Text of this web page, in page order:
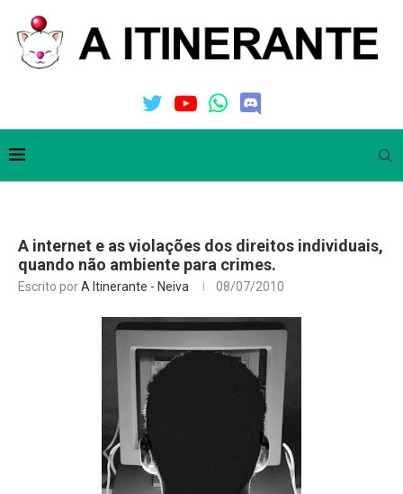
A internet e as violações dos direitos individuais,
quando não ambiente para crimes.
Escrito porA Itinerante - Neiva 08/07/2010